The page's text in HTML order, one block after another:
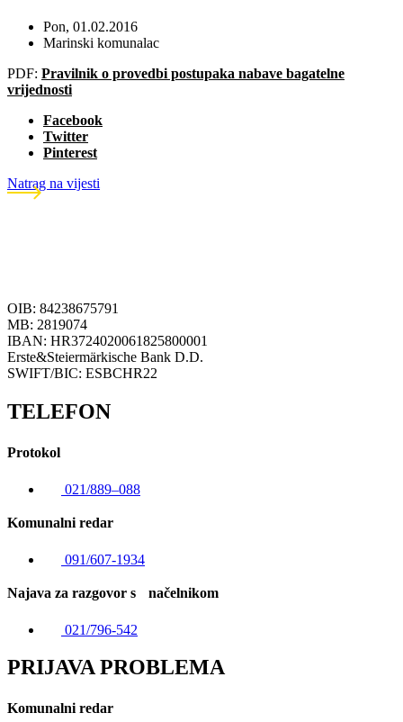
Pon, 01.02.2016
Marinski komunalac
PDF: Pravilnik o provedbi postupaka nabave bagatelne
vrijednosti
Facebook
Twitter
Pinterest
Natrag na vijesti
OIB: 84238675791
MB: 2819074
IBAN: HR3724020061825800001
Erste&Steiermärkische Bank D.D.
SWIFT/BIC: ESBCHR22
TELEFON
Protokol
021/889–088
Komunalni redar
091/607-1934
Najava za razgovor s načelnikom
021/796-542
PRIJAVA PROBLEMA
Komunalni redar